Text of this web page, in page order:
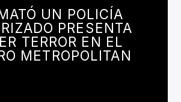
UN POLICÍA
PRESENTA
TERROR EN EL
METROPOLITAN